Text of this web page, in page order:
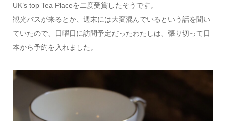
UK’s top Tea Placeを二度受賞したそうです。
観光バスが来るとか、週末には大変混んでいるという話を聞い
ていたので、日曜日に訪問予定だったわたしは、張り切って日
本から予約を入れました。